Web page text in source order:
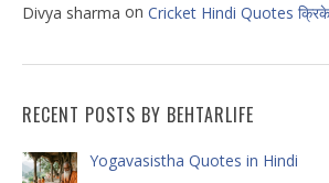
Divya sharma on Cricket Hindi Quotes
RECENT POSTS BY BEHTARLIFE
Yogavasistha Quotes in Hindi